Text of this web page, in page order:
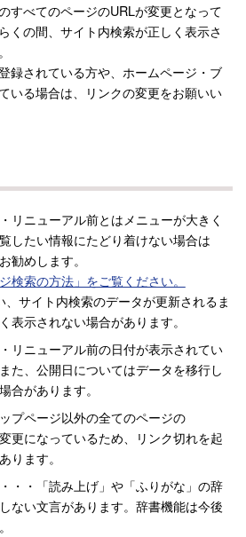
すべてのページのURLが変更となって
くの間、サイト内検索が正しく表示さ
録されている方や、ホームページ・ブ
いる場合は、リンクの変更をお願いい
リニューアル前とはメニューが大きく
したい情報にたどり着けない場合は
勧めします。
検索の方法」をご覧ください。
サイト内検索のデータが更新されるま
表示されない場合があります。
リニューアル前の日付が表示されてい
た、公開日についてはデータを移行し
合があります。
プページ以外の全てのページの
更になっているため、リンク切れを起
ります。
・・「読み上げ」や「ふりがな」の辞
ない文言があります。辞書機能は今後